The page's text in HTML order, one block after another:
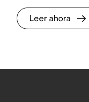
Leer ahora